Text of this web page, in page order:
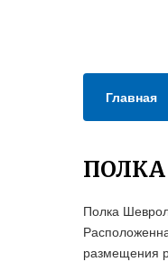
Главная
Полка
размещения